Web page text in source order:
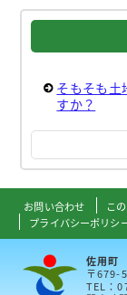
そもそも土
すか？
お問い合わせ こ
プライバシーポリシ
佐用町
〒679-
TEL：